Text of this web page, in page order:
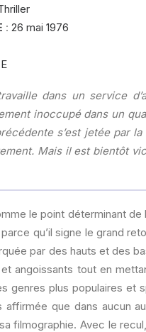
: 26 mai 1976
dans un service
inoccupé dans un
s’est jetée par
Mais il est bientôt
le point déterminant de
qu’il signe le grand
par des hauts et des
angoissants tout en
genres plus populaires et
que dans aucun
filmographie. Avec le